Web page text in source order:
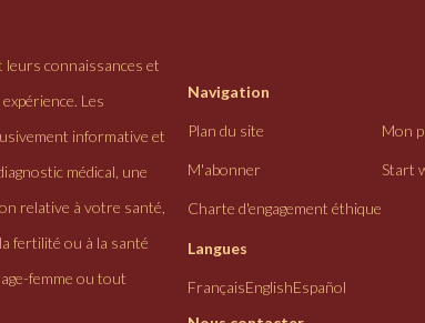
connaissances et
Les
informative et
médical, une
relative à votre santé,
fertilité ou à la santé
femme ou tout
Navigation
Plan du site Mon
M'abonner Start
Charte d'engagement éthique
Langues
FrançaisEnglishEspañol